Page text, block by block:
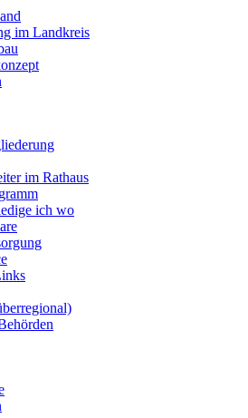
im Landkreis
im Rathaus
ich wo